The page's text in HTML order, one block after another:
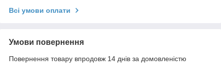
Всі умови оплати
Умови повернення
Повернення товару впродовж 14 днів за домовленістю